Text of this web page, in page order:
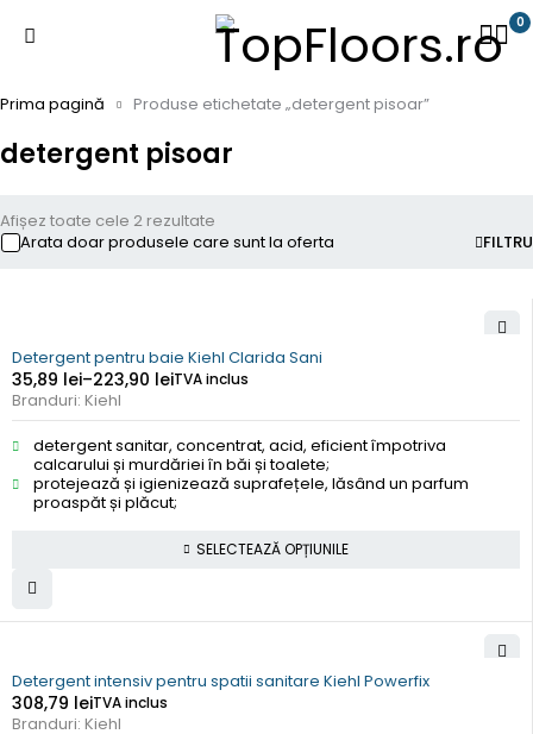
0
detergent pisoar
Prima pagină Produse etichetate „detergent pisoar”
FILTRU
Afișez toate cele 2 rezultate
Arata doar produsele care sunt la oferta
Detergent pentru baie Kiehl Clarida Sani
35,89 lei–223,90 leiTVA inclus
Branduri: Kiehl
detergent sanitar, concentrat, acid, eficient împotriva
calcarului și murdăriei în băi și toalete;
protejează și igienizează suprafețele, lăsând un parfum
proaspăt și plăcut;
SELECTEAZĂ OPȚIUNILE
Detergent intensiv pentru spatii sanitare Kiehl Powerfix
308,79 leiTVA inclus
Branduri: Kiehl